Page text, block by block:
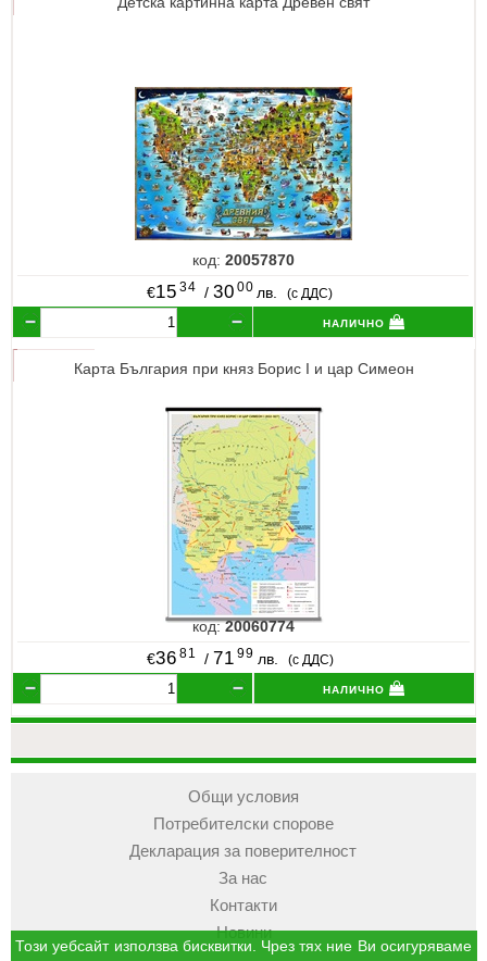
код: 20057870
€15 34 / 30 00 лв. (с ДДС)
налично
Карта България при княз Борис I и цар Симеон
код:20060774
€36 81 / 71 99 лв. (с ДДС)
налично
Общи условия
Потребителски спорове
Декларация за поверителност
За нас
Контакти
Новини
Този уебсайт използва бисквитки. Чрез тях ние Ви осигуряваме